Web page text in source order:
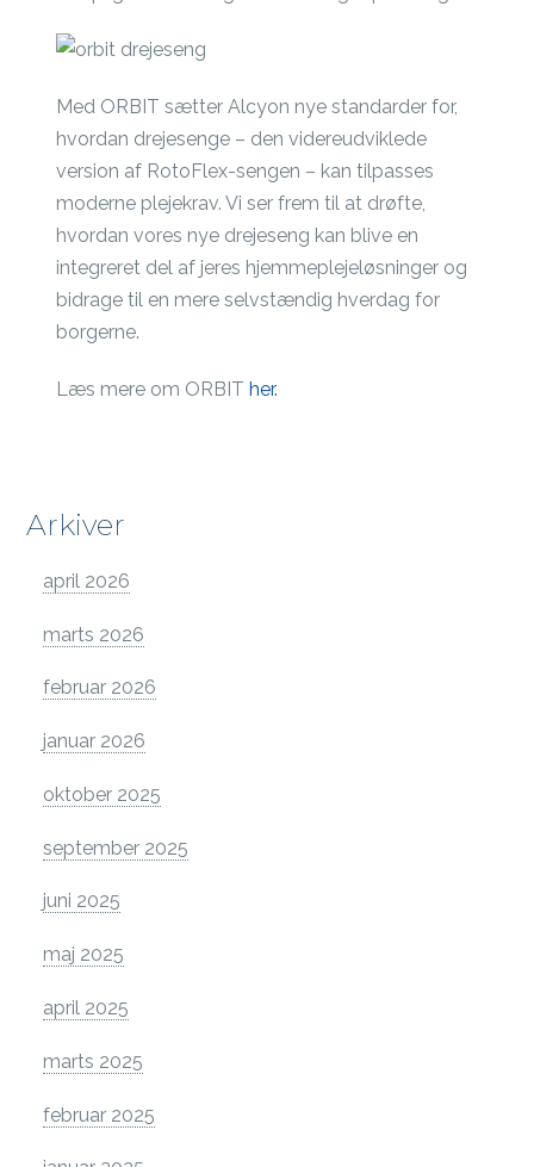
Med ORBIT sætter Alcyon nye standarder for,
hvordan drejesenge – den videreudviklede
version af RotoFlex-sengen – kan tilpasses
moderne plejekrav. Vi ser frem til at drøfte,
hvordan vores nye drejeseng kan blive en
integreret del af jeres hjemmeplejeløsninger og
bidrage til en mere selvstændig hverdag for
borgerne.
Læs mere om ORBIT her.
Arkiver
april 2026
marts 2026
februar 2026
januar 2026
oktober 2025
september 2025
juni 2025
maj 2025
april 2025
marts 2025
februar 2025